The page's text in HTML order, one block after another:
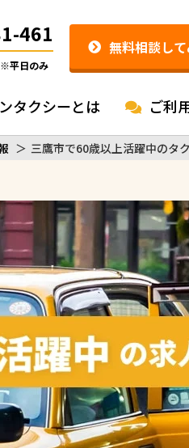
461
※平日のみ
無料相談し
タクシーとは ご利
＞ 三鷹市で60歳以上活躍中のタ